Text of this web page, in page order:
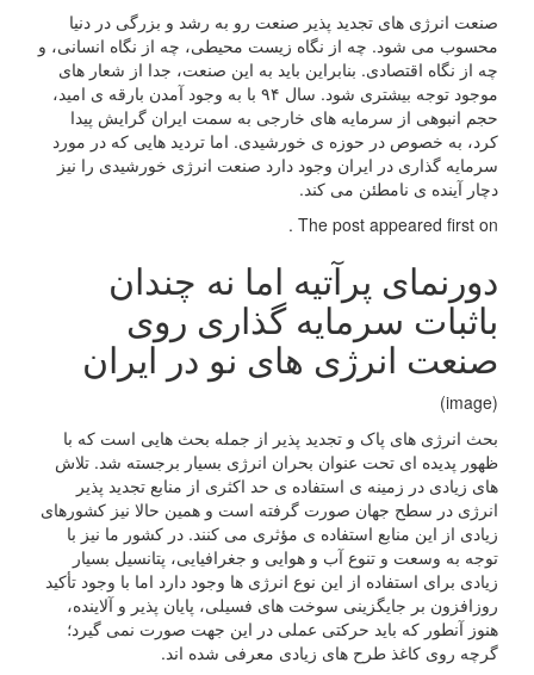
صنعت انرژی های تجدید پذیر صنعت رو به رشد و بزرگی در دنیا
محسوب می شود. چه از نگاه زیست محیطی، چه از نگاه انسانی، و
چه از نگاه اقتصادی. بنابراین باید به این صنعت، جدا از شعار های
موجود توجه بیشتری شود. سال ۹۴ با به وجود آمدن بارقه ی امید،
حجم انبوهی از سرمایه های خارجی به سمت ایران گرایش پیدا
کرد، به خصوص در حوزه ی خورشیدی. اما تردید هایی که در مورد
سرمایه گذاری در ایران وجود دارد صنعت انرژی خورشیدی را نیز
دچار آینده ی نامطئن می کند.
The post appeared first on .
دورنمای پرآتیه اما نه چندان
باثبات سرمایه گذاری روی
صنعت انرژی های نو در ایران
(image)
بحث انرژی های پاک و تجدید پذیر از جمله بحث هایی است که با
ظهور پدیده ای تحت عنوان بحران انرژی بسیار برجسته شد. تلاش
های زیادی در زمینه ی استفاده ی حد اکثری از منابع تجدید پذیر
انرژی در سطح جهان صورت گرفته است و همین حالا نیز کشورهای
زیادی از این منابع استفاده ی مؤثری می کنند. در کشور ما نیز با
توجه به وسعت و تنوع آب و هوایی و جغرافیایی، پتانسیل بسیار
زیادی برای استفاده از این نوع انرژی ها وجود دارد اما با وجود تأکید
روزافزون بر جایگزینی سوخت های فسیلی، پایان پذیر و آلاینده،
هنوز آنطور که باید حرکتی عملی در این جهت صورت نمی گیرد؛
گرچه روی کاغذ طرح های زیادی معرفی شده اند.